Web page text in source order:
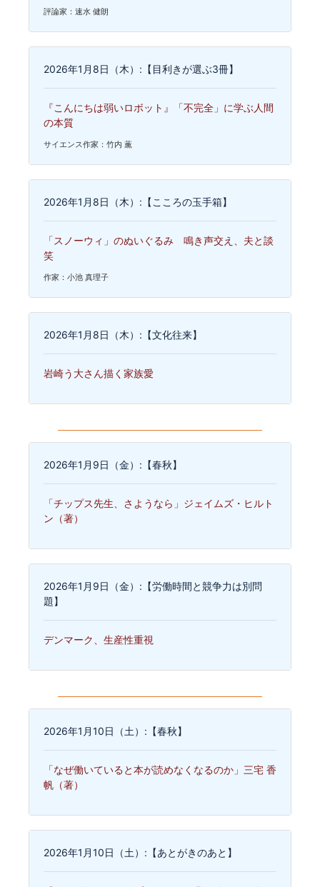
評論家：速水 健朗
2026年1月8日（木）:【目利きが選ぶ3冊】
『こんにちは弱いロボット』「不完全」に学ぶ人間
の本質
サイエンス作家：竹内 薫
2026年1月8日（木）:【こころの玉手箱】
「スノーウィ」のぬいぐるみ 鳴き声交え、夫と談
笑
作家：小池 真理子
2026年1月8日（木）:【文化往来】
岩崎う大さん描く家族愛
2026年1月9日（金）:【春秋】
「チップス先生、さようなら」ジェイムズ・ヒルト
ン（著）
2026年1月9日（金）:【労働時間と競争力は別問
題】
デンマーク、生産性重視
2026年1月10日（土）:【春秋】
「なぜ働いていると本が読めなくなるのか」三宅 香
帆（著）
2026年1月10日（土）:【あとがきのあと】